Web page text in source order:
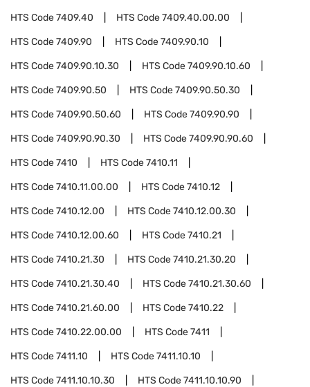
HTS Code7409.40 HTS Code7409.40.00.00
HTS Code7409.90 HTS Code7409.90.10
HTS Code7409.90.10.30 HTS Code7409.90.10.60
HTS Code7409.90.50 HTS Code7409.90.50.30
HTS Code7409.90.50.60 HTS Code7409.90.90
HTS Code7409.90.90.30 HTS Code7409.90.90.60
HTS Code7410 HTS Code7410.11
HTS Code7410.11.00.00 HTS Code7410.12
HTS Code7410.12.00 HTS Code7410.12.00.30
HTS Code7410.12.00.60 HTS Code7410.21
HTS Code7410.21.30 HTS Code7410.21.30.20
HTS Code7410.21.30.40 HTS Code7410.21.30.60
HTS Code7410.21.60.00 HTS Code7410.22
HTS Code7410.22.00.00 HTS Code7411
HTS Code7411.10 HTS Code7411.10.10
HTS Code7411.10.10.30 HTS Code7411.10.10.90